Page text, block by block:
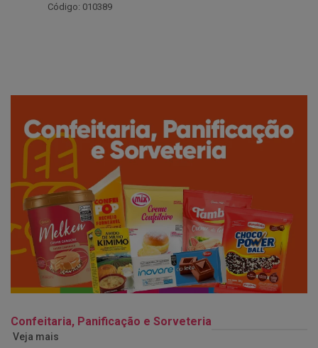
Confeitaria, Panificação e Sorveteria
Veja mais